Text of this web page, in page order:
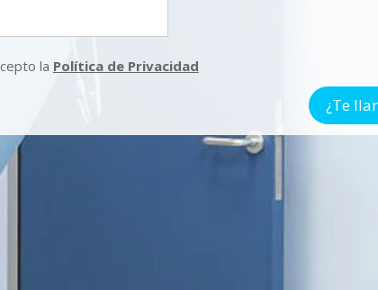
la Política de Privacidad
¿Te